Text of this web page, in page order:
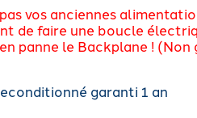
vos anciennes
de faire une boucle
panne le Backplane ! (Non
garanti 1 an